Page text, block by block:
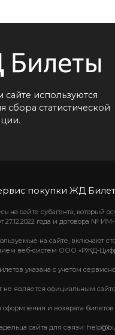
используются
сбора статистической
покупки ЖД
на сайте субагента,
27.12.2022 года и договора № ИМ-
на сайте, включают
веб-систем ООО «РЖД-
указана с учетом
не является официальным
и возврата
сайта для связи: